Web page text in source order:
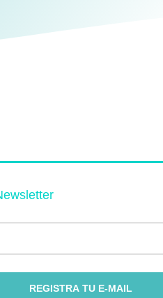
REGISTRA TU E-MAIL